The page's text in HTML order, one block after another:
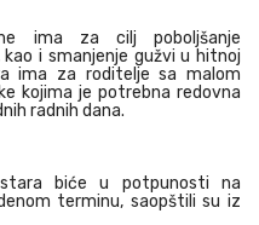
ima za cilj poboljšanje
i smanjenje gužvi u hitnoj
ima za roditelje sa malom
kojima je potrebna redovna
radnih dana.
biće u potpunosti na
terminu, saopštili su iz